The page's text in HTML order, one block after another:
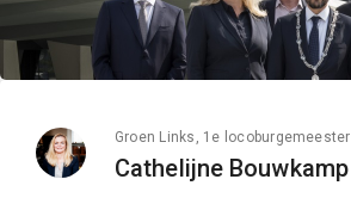
Groen Links, 1e locoburgemeester
Cathelijne Bouwkamp